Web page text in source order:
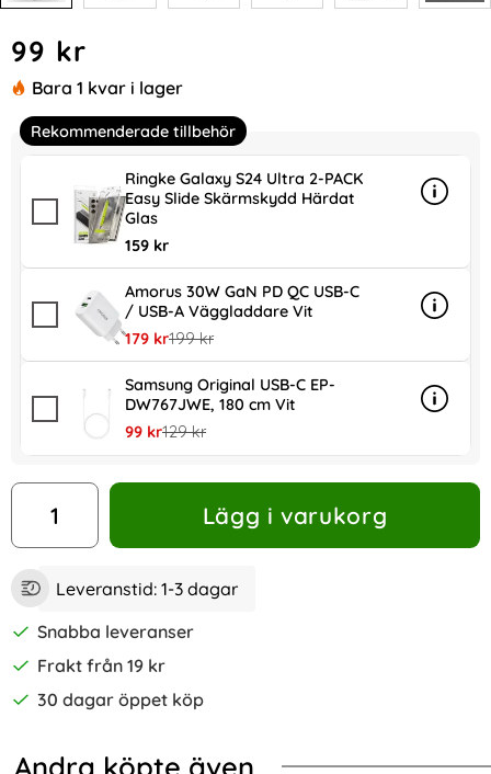
pris
99 kr
Bara 1 kvar i lager
Rekommenderade tillbehör
Ringke Galaxy S24 Ultra 2-PACK
Easy Slide Skärmskydd Härdat
Glas
159 kr
Info
mer
Amorus 30W GaN PD QC USB-C
/ USB-A Väggladdare Vit
rea pris
179 krtidigare pris
199 kr
Info
mer
Samsung Original USB-C EP-
DW767JWE, 180 cm Vit
rea pris
99 krtidigare pris
129 kr
Info
mer
antal
Lägg i varukorg
Leveranstid: 1-3 dagar
Snabba leveranser
Frakt från 19 kr
30 dagar öppet köp
Andra köpte även